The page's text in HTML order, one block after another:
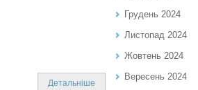
Детальніше
Грудень 2024
Листопад 2024
Жовтень 2024
Вересень 2024